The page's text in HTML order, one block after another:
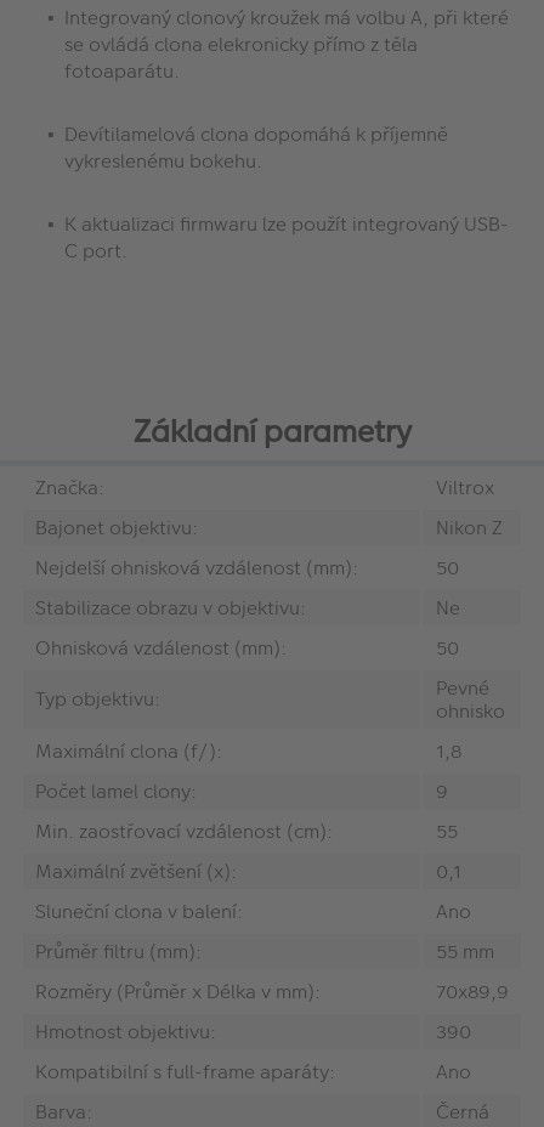
Integrovaný clonový kroužek má volbu A, při které
se ovládá clona elekronicky přímo z těla
fotoaparátu.
Devítilamelová clona dopomáhá k příjemně
vykreslenému bokehu.
K aktualizaci firmwaru lze použít integrovaný USB-
C port.
Základní parametry
Značka:
Viltrox
Bajonet objektivu:
Nikon Z
Nejdelší ohnisková vzdálenost (mm):
50
Stabilizace obrazu v objektivu:
Ne
Ohnisková vzdálenost (mm):
50
Typ objektivu:
Pevné
ohnisko
Maximální clona (f/):
1,8
Počet lamel clony:
9
Min. zaostřovací vzdálenost (cm):
55
Maximální zvětšení (x):
0,1
Sluneční clona v balení:
Ano
Průměr filtru (mm):
55 mm
Rozměry (Průměr x Délka v mm):
70x89,9
Hmotnost objektivu:
390
Kompatibilní s full-frame aparáty:
Ano
Barva:
Černá